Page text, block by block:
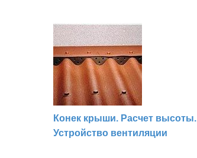
Конек крыши. Расчет высоты.
Устройство вентиляции